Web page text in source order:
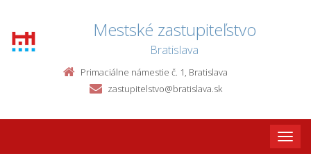
Mestské zastupiteľstvo
Bratislava
Primaciálne námestie č. 1, Bratislava
zastupitelstvo@bratislava.sk
Toggle